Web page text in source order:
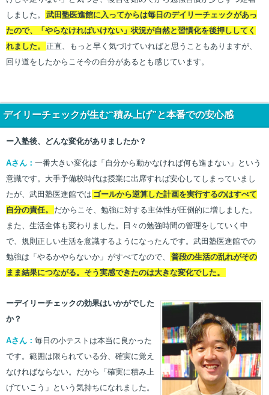
しました。
武田塾医進館に入ってからは毎日のデイリーチェックがあっ
たので、「やらなければいけない」状況が自然と習慣化を後押ししてく
れました。
正直、もっと早く気づけていればと思うこともありますが、
回り道をしたからこそ今の自分があるとも感じています。
デイリーチェックが生む“積み上げ”と本番での安心感
ー入塾後、どんな変化がありましたか？
Aさん： 一番大きい変化は「自分から動かなければ何も進まない」という
意識です。大手予備校時代は授業に出席すれば安心してしまっていまし
たが、武田塾医進館では ゴールから逆算した計画を実行するのはすべて
自分の責任。
だからこそ、勉強に対する主体性が圧倒的に増しました。
また、生活全体も変わりました。日々の勉強時間の管理をしていく中
で、規則正しい生活を意識するようになったんです。武田塾医進館での
勉強は「やるかやらないか」がすべてなので、
普段の生活の乱れがその
まま結果につながる。そう実感できたのは大きな変化でした。
ーデイリーチェックの効果はいかがでした
か？
Aさん： 毎日の小テストは本当に良かった
です。範囲は限られている分、確実に覚え
なければならない。だから「確実に積み上
げていこう」という気持ちになれました。